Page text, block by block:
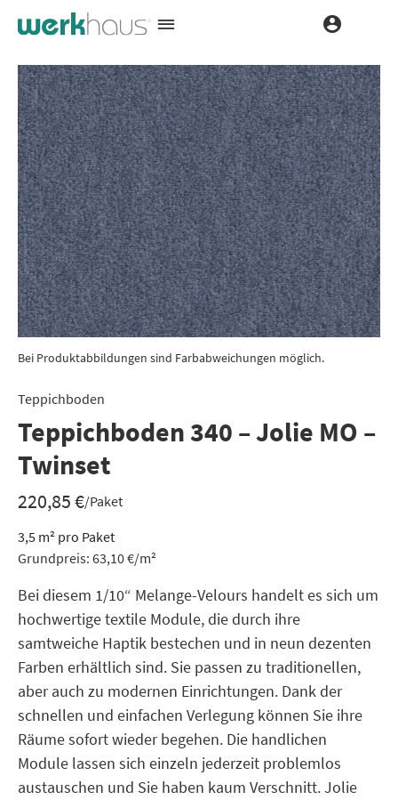
Bei Produktabbildungen sind Farbabweichungen möglich.
Teppichboden
Teppichboden 340 – Jolie MO –
Twinset
220,85€/Paket
3,5 m² pro Paket
Grundpreis: 63,10€/m²
Bei diesem 1/10“ Melange-Velours handelt es sich um
hochwertige textile Module, die durch ihre
samtweiche Haptik bestechen und in neun dezenten
Farben erhältlich sind. Sie passen zu traditionellen,
aber auch zu modernen Einrichtungen. Dank der
schnellen und einfachen Verlegung können Sie ihre
Räume sofort wieder begehen. Die handlichen
Module lassen sich einzeln jederzeit problemlos
austauschen und Sie haben kaum Verschnitt. Jolie